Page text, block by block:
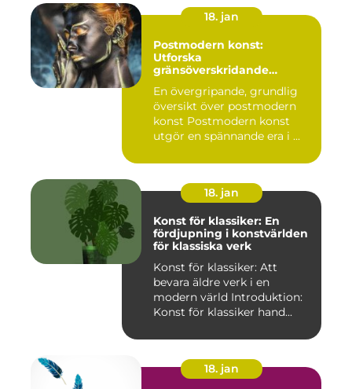
18. jan
Postmodern konst:
Utforska
gränsöverskridande
En övergripande, grundlig
översikt över postmodern
konst Postmodern konst
utgör en spännande era i ...
18. jan
Konst för klassiker: En
fördjupning i konstvärlden
för klassiska verk
Konst för klassiker: Att
bevara äldre verk i en
modern värld Introduktion:
Konst för klassiker hand...
18. jan